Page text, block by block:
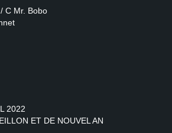
C Mr. Bobo
2022
ET DE NOUVEL AN